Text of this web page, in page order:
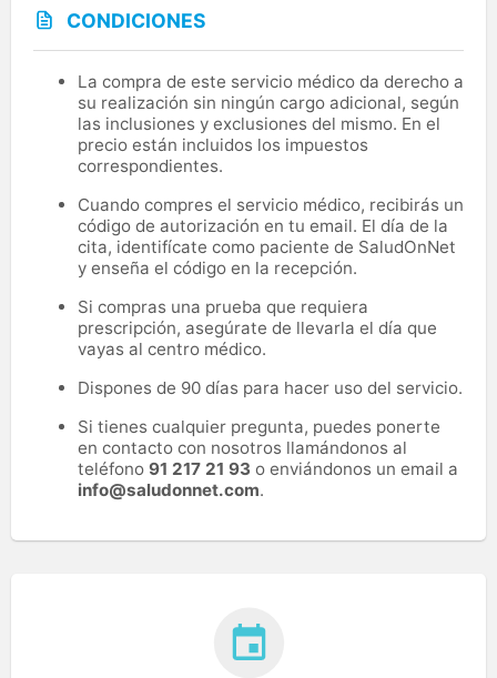
CONDICIONES
La compra de este servicio médico da derecho a
su realización sin ningún cargo adicional, según
las inclusiones y exclusiones del mismo. En el
precio están incluidos los impuestos
correspondientes.
Cuando compres el servicio médico, recibirás un
código de autorización en tu email. El día de la
cita, identifícate como paciente de SaludOnNet
y enseña el código en la recepción.
Si compras una prueba que requiera
prescripción, asegúrate de llevarla el día que
vayas al centro médico.
Dispones de 90 días para hacer uso del servicio.
Si tienes cualquier pregunta, puedes ponerte
en contacto con nosotros llamándonos al
teléfono 91 217 21 93 o enviándonos un email a
info@saludonnet.com.